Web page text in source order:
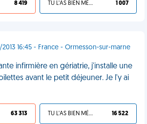
8 419 TU L'AS BIEN MÉRITÉ 1 007
2013 16:45 - France - Ormesson-sur-marne
infirmière en gériatrie, j'installe une
avant le petit déjeuner. Je l'y ai
63 313 TU L'AS BIEN MÉRITÉ 16 522